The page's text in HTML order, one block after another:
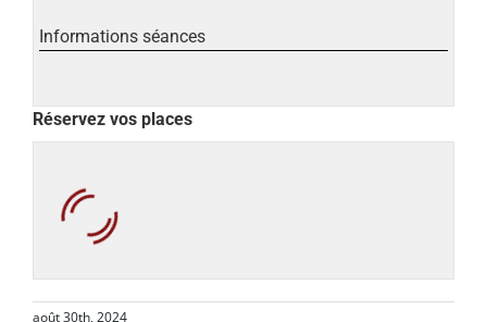
Informations séances
Réservez vos places
août 30th, 2024